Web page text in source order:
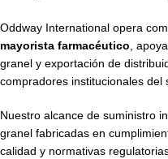
Oddway International opera
mayorista farmacéutico ,
granel y exportación de
compradores institucionales del
Nuestro alcance de suministro
granel fabricadas en
calidad y normativas